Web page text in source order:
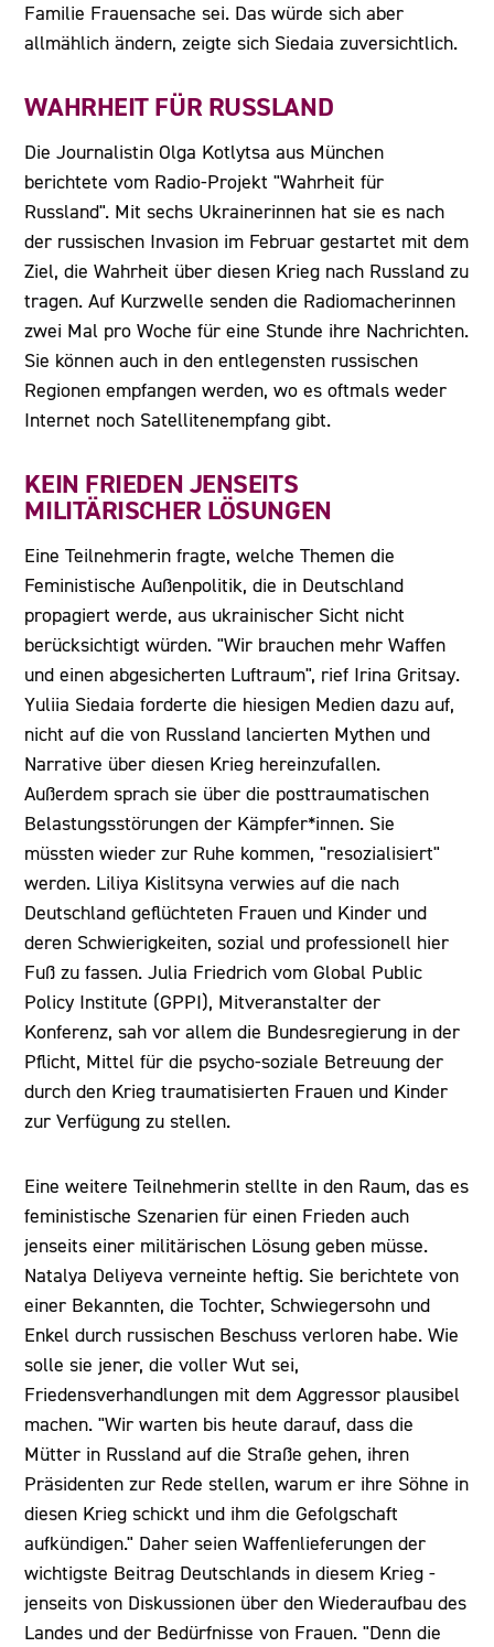
Familie Frauensache sei. Das würde sich aber
allmählich ändern, zeigte sich Siedaia zuversichtlich.
WAHRHEIT FÜR RUSSLAND
Die Journalistin Olga Kotlytsa aus München
berichtete vom Radio-Projekt "Wahrheit für
Russland". Mit sechs Ukrainerinnen hat sie es nach
der russischen Invasion im Februar gestartet mit dem
Ziel, die Wahrheit über diesen Krieg nach Russland zu
tragen. Auf Kurzwelle senden die Radiomacherinnen
zwei Mal pro Woche für eine Stunde ihre Nachrichten.
Sie können auch in den entlegensten russischen
Regionen empfangen werden, wo es oftmals weder
Internet noch Satellitenempfang gibt.
KEIN FRIEDEN JENSEITS
MILITÄRISCHER LÖSUNGEN
Eine Teilnehmerin fragte, welche Themen die
Feministische Außenpolitik, die in Deutschland
propagiert werde, aus ukrainischer Sicht nicht
berücksichtigt würden. "Wir brauchen mehr Waffen
und einen abgesicherten Luftraum", rief Irina Gritsay.
Yuliia Siedaia forderte die hiesigen Medien dazu auf,
nicht auf die von Russland lancierten Mythen und
Narrative über diesen Krieg hereinzufallen.
Außerdem sprach sie über die posttraumatischen
Belastungsstörungen der Kämpfer*innen. Sie
müssten wieder zur Ruhe kommen, "resozialisiert"
werden. Liliya Kislitsyna verwies auf die nach
Deutschland geflüchteten Frauen und Kinder und
deren Schwierigkeiten, sozial und professionell hier
Fuß zu fassen. Julia Friedrich vom Global Public
Policy Institute (GPPI), Mitveranstalter der
Konferenz, sah vor allem die Bundesregierung in der
Pflicht, Mittel für die psycho-soziale Betreuung der
durch den Krieg traumatisierten Frauen und Kinder
zur Verfügung zu stellen.
Eine weitere Teilnehmerin stellte in den Raum, das es
feministische Szenarien für einen Frieden auch
jenseits einer militärischen Lösung geben müsse.
Natalya Deliyeva verneinte heftig. Sie berichtete von
einer Bekannten, die Tochter, Schwiegersohn und
Enkel durch russischen Beschuss verloren habe. Wie
solle sie jener, die voller Wut sei,
Friedensverhandlungen mit dem Aggressor plausibel
machen. "Wir warten bis heute darauf, dass die
Mütter in Russland auf die Straße gehen, ihren
Präsidenten zur Rede stellen, warum er ihre Söhne in
diesen Krieg schickt und ihm die Gefolgschaft
aufkündigen." Daher seien Waffenlieferungen der
wichtigste Beitrag Deutschlands in diesem Krieg -
jenseits von Diskussionen über den Wiederaufbau des
Landes und der Bedürfnisse von Frauen. "Denn die